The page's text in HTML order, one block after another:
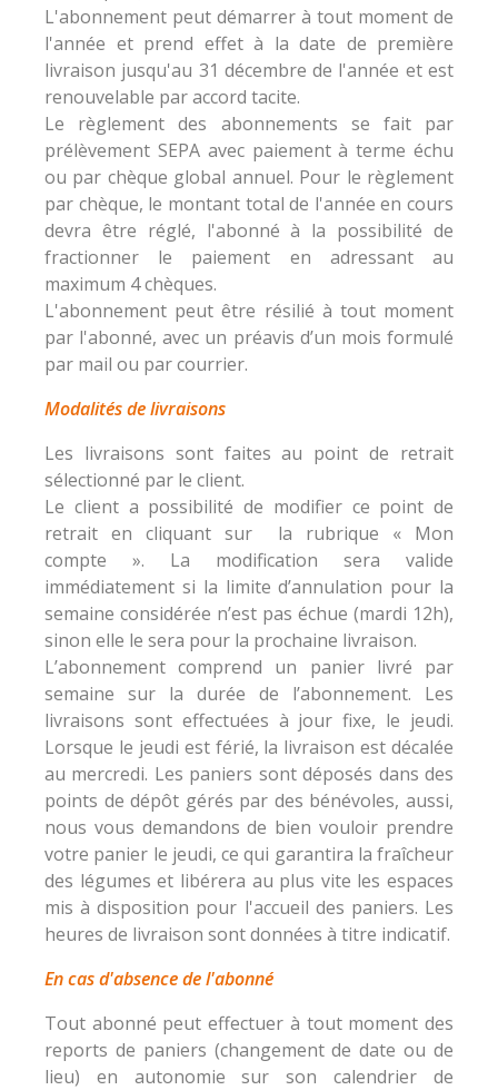
L'abonnement peut démarrer à tout moment de
l'année et prend effet à la date de première
livraison jusqu'au 31 décembre de l'année et est
renouvelable par accord tacite.
Le règlement des abonnements se fait par
prélèvement SEPA avec paiement à terme échu
ou par chèque global annuel. Pour le règlement
par chèque, le montant total de l'année en cours
devra être réglé, l'abonné à la possibilité de
fractionner le paiement en adressant au
maximum 4 chèques.
L'abonnement peut être résilié à tout moment
par l'abonné, avec un préavis d’un mois formulé
par mail ou par courrier.
Modalités de livraisons
Les livraisons sont faites au point de retrait
sélectionné par le client.
Le client a possibilité de modifier ce point de
retrait en cliquant sur la rubrique « Mon
compte ». La modification sera valide
immédiatement si la limite d’annulation pour la
semaine considérée n’est pas échue (mardi 12h),
sinon elle le sera pour la prochaine livraison.
L’abonnement comprend un panier livré par
semaine sur la durée de l’abonnement. Les
livraisons sont effectuées à jour fixe, le jeudi.
Lorsque le jeudi est férié, la livraison est décalée
au mercredi. Les paniers sont déposés dans des
points de dépôt gérés par des bénévoles, aussi,
nous vous demandons de bien vouloir prendre
votre panier le jeudi, ce qui garantira la fraîcheur
des légumes et libérera au plus vite les espaces
mis à disposition pour l'accueil des paniers. Les
heures de livraison sont données à titre indicatif.
En cas d'absence de l'abonné
Tout abonné peut effectuer à tout moment des
reports de paniers (changement de date ou de
lieu) en autonomie sur son calendrier de